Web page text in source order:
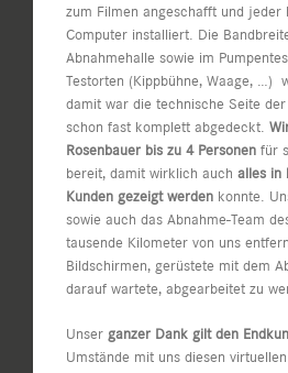
zum Filmen angeschafft und jeder
Computer installiert. Die
Abnahmehalle sowie im
Testorten (Kippbühne, Waage, …)
damit war die technische Seite
schon fast komplett abgedeckt.
Rosenbauer bis zu 4 Personen für
bereit, damit wirklich auch alles in
Kunden gezeigt werden konnte.
sowie auch das Abnahme-Team
tausende Kilometer von uns
Bildschirmen, gerüstete mit dem
darauf wartete, abgearbeitet zu
Unser ganzer Dank gilt den
Umstände mit uns diesen